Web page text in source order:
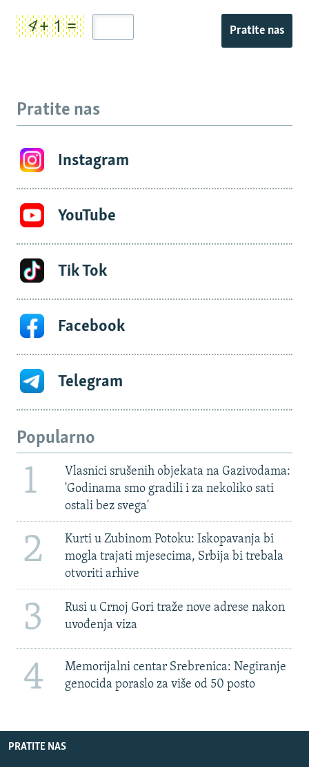
Pratite nas
Pratite nas
Instagram
YouTube
Tik Tok
Facebook
Telegram
Popularno
1
Vlasnici srušenih objekata na Gazivodama:
'Godinama smo gradili i za nekoliko sati
ostali bez svega'
2
Kurti u Zubinom Potoku: Iskopavanja bi
mogla trajati mjesecima, Srbija bi trebala
otvoriti arhive
3
Rusi u Crnoj Gori traže nove adrese nakon
uvođenja viza
4
Memorijalni centar Srebrenica: Negiranje
genocida poraslo za više od 50 posto
PRATITE NAS